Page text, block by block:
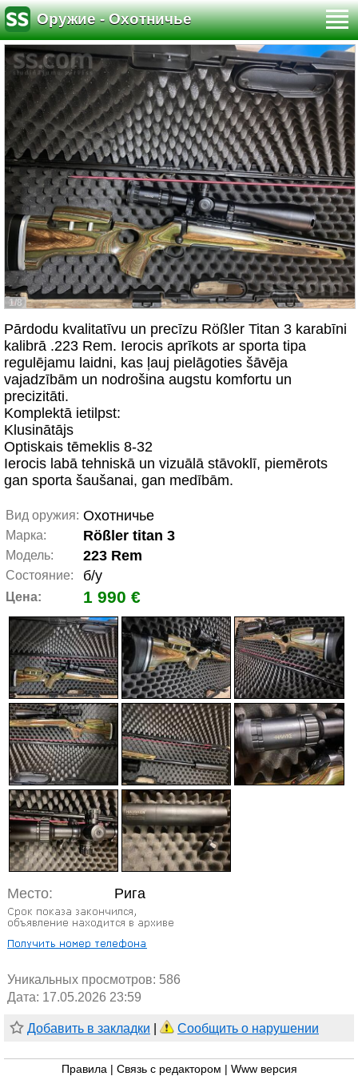
Оружие - Охотничье
1/8
Pārdodu kvalitatīvu un precīzu Rößler Titan 3 karabīni
kalibrā .223 Rem. Ierocis aprīkots ar sporta tipa
regulējamu laidni, kas ļauj pielāgoties šāvēja
vajadzībām un nodrošina augstu komfortu un
precizitāti.
Komplektā ietilpst:
Klusinātājs
Optiskais tēmeklis 8-32
Ierocis labā tehniskā un vizuālā stāvoklī, piemērots
gan sporta šaušanai, gan medībām.
Вид оружия: Охотничье
Марка: Rößler titan 3
Модель: 223 Rem
Состояние: б/у
Цена: 1 990 €
Место: Рига
Уникальных просмотров: 586
Дата: 17.05.2026 23:59
Добавить в закладки Сообщить о нарушении
Правила Связь с редактором Www версия